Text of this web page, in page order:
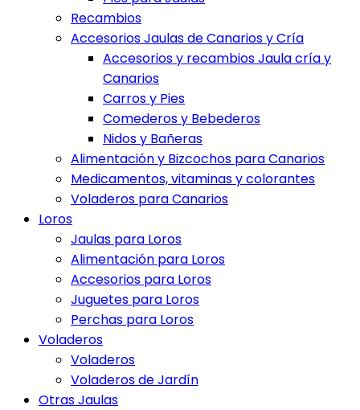
Recambios
Accesorios Jaulas de Canarios y Cría
Accesorios y recambios Jaula cría y
Canarios
Carros y Pies
Comederos y Bebederos
Nidos y Bañeras
Alimentación y Bizcochos para Canarios
Medicamentos, vitaminas y colorantes
Voladeros para Canarios
Loros
Jaulas para Loros
Alimentación para Loros
Accesorios para Loros
Juguetes para Loros
Perchas para Loros
Voladeros
Voladeros
Voladeros de Jardín
Otras Jaulas